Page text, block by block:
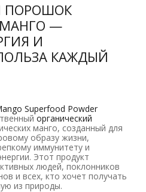
ПОРОШОК
—
И
КАЖДЫЙ
Superfood Powder
органический
манго, созданный для
образу жизни,
иммунитету и
Этот продукт
людей, поклонников
и всех, кто хочет получать
из природы.